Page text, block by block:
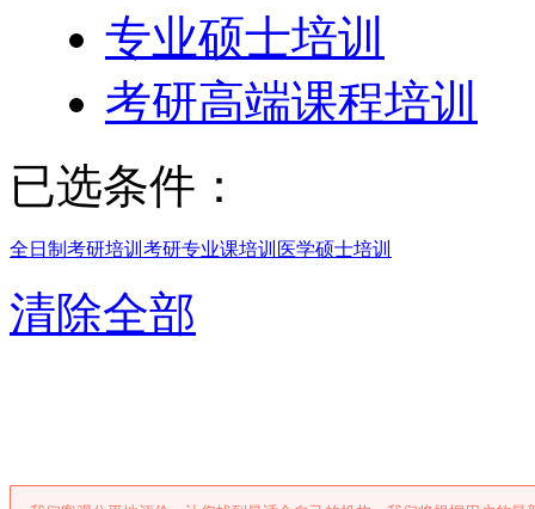
专业硕士培训
考研高端课程培训
已选条件：
全日制考研培训 考研专业课培训 医学硕士培训
清除全部